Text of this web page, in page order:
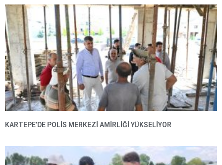
KARTEPE’DE POLIS MERKEZI AMIRLIĞI YÜKSELIYOR